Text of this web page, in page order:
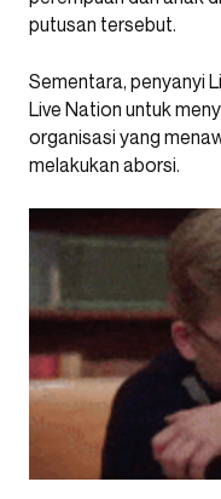
putusan tersebut.
Sementara, penyanyi
Live Nation untuk
organisasi yang
melakukan aborsi.